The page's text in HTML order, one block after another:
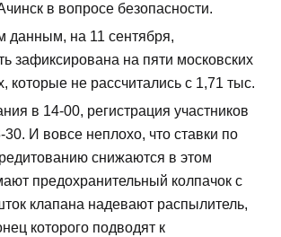
в вопросе безопасности.
данным, на 11 сентября,
зафиксирована на пяти московских
которые не рассчитались с 1,71 тыс.
в 14-00, регистрация участников
30. И вовсе неплохо, что ставки по
снижаются в этом
предохранительный колпачок с
клапана надевают распылитель,
которого подводят к